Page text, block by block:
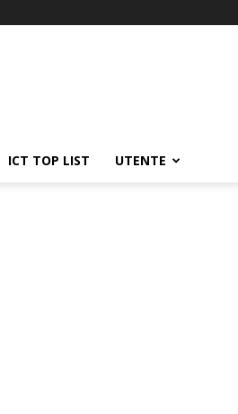
ICT TOP LIST UTENTE